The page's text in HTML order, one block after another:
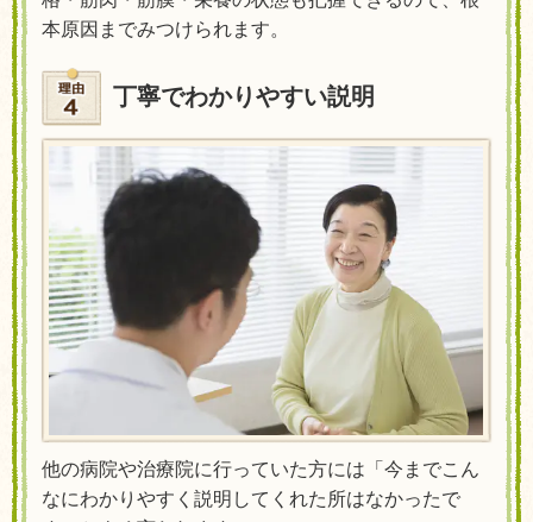
本原因までみつけられます。
丁寧でわかりやすい説明
他の病院や治療院に行っていた方には「今までこん
なにわかりやすく説明してくれた所はなかったで